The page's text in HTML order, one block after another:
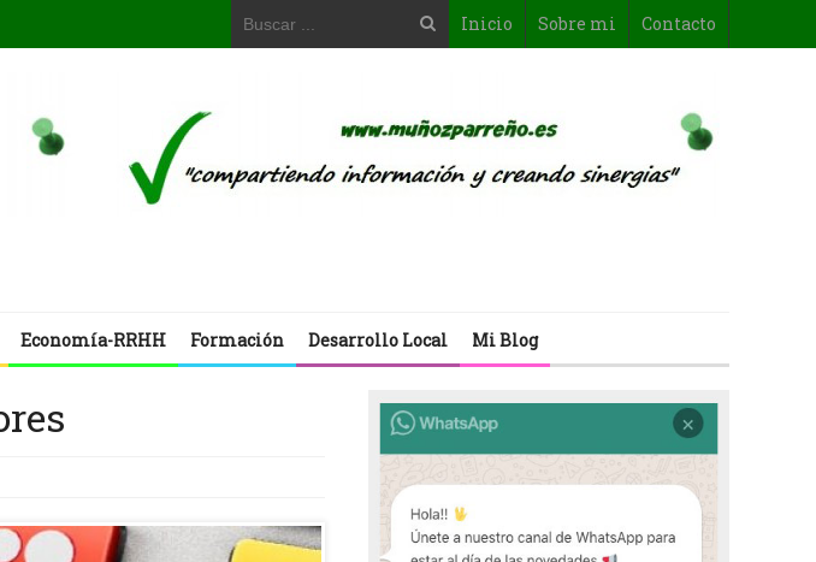
Inicio Sobre mi Contacto
Economía-RRHH Formación Desarrollo Local Mi Blog